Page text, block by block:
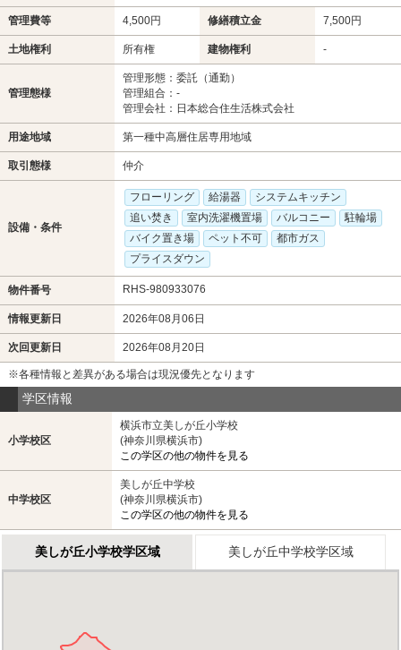
管理費等 4,500円 修繕積立金 7,500円
土地権利 所有権 建物権利 -
管理態様
管理形態：委託（通勤）
管理組合：-
管理会社：日本総合住生活株式会社
用途地域 第一種中高層住居専用地域
取引態様 仲介
設備・条件
フローリング 給湯器
システムキッチン
追い焚き
室内洗濯機置場 バルコニー
駐輪場
バイク置き場
ペット不可
都市ガス
プライスダウン
物件番号 RHS-980933076
情報更新日 2026年08月06日
次回更新日 2026年08月20日
※各種情報と差異がある場合は現況優先となります
学区情報
小学校区
横浜市立美しが丘小学校
(神奈川県横浜市)
この学区の他の物件を見る
中学校区
美しが丘中学校
(神奈川県横浜市)
この学区の他の物件を見る
美しが丘小学校学区域 美しが丘中学校学区域